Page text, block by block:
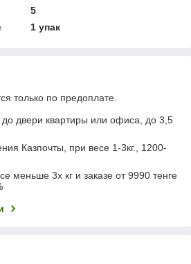
5
1 упак
только по предоплате.
до двери квартиры или офиса, до 3,5
Казпочты, при весе 1-3кг., 1200-
меньше 3х кг и заказе от 9990 тенге